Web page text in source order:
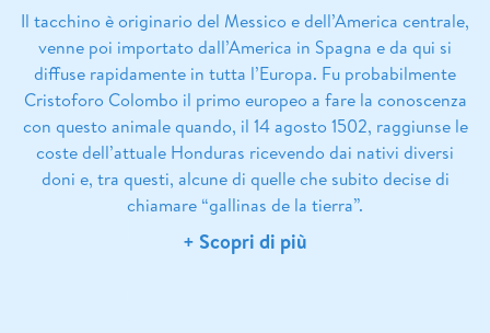
Il tacchino è originario del Messico e dell’America centrale,
venne poi importato dall’America in Spagna e da qui si
diffuse rapidamente in tutta l’Europa. Fu probabilmente
Cristoforo Colombo il primo europeo a fare la conoscenza
con questo animale quando, il 14 agosto 1502, raggiunse le
coste dell’attuale Honduras ricevendo dai nativi diversi
doni e, tra questi, alcune di quelle che subito decise di
chiamare “gallinas de la tierra”.
+ Scopri di più